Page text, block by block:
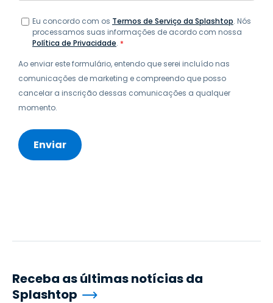
Eu concordo com os Termos de Serviço da Splashtop. Nós
processamos suas informações de acordo com nossa
Política de Privacidade. *
Ao enviar este formulário, entendo que serei incluído nas
comunicações de marketing e compreendo que posso
cancelar a inscrição dessas comunicações a qualquer
momento.
Receba as últimas notícias da
Splashtop